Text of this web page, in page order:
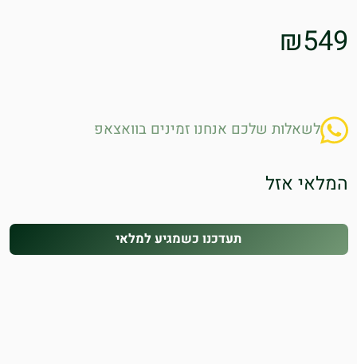
₪549
לשאלות שלכם אנחנו זמינים בוואצאפ
המלאי אזל
תעדכנו כשמגיע למלאי